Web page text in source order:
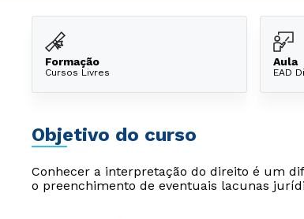
Formação
Cursos Livres
Aula
EAD
Objetivo do curso
Conhecer a interpretação do direito é um
o preenchimento de eventuais lacunas